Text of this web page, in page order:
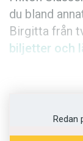
du bland
Birgitta från
biljetter och
en heldag
att vässa
Redan